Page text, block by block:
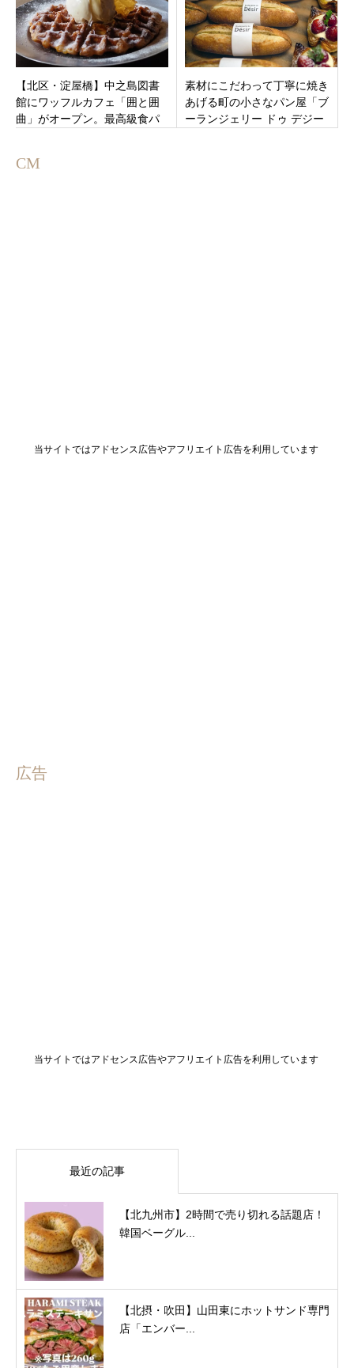
【北区・淀屋橋】中之島図書
館にワッフルカフェ「囲と囲
曲」がオープン。最高級食パ
素材にこだわって丁寧に焼き
あげる町の小さなパン屋「ブ
ーランジェリー ドゥ デジー
CM
当サイトではアドセンス広告やアフリエイト広告を利用しています
広告
当サイトではアドセンス広告やアフリエイト広告を利用しています
最近の記事
【北九州市】2時間で売り切れる話題店！
韓国ベーグル...
【北摂・吹田】山田東にホットサンド専門
店「エンバー...